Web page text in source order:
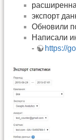
экспорт
Обновили
Написали
-
https://